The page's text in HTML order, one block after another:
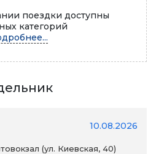
поездки доступны
категорий
10.08.2026
(ул. Киевская, 40)